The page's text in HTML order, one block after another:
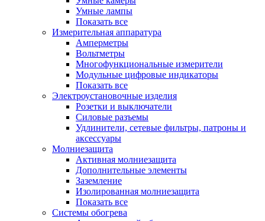
Умные лампы
Показать все
Измерительная аппаратура
Амперметры
Вольтметры
Многофункциональные измерители
Модульные цифровые индикаторы
Показать все
Электроустановочные изделия
Розетки и выключатели
Силовые разъемы
Удлинители, сетевые фильтры, патроны и
аксессуары
Молниезащита
Активная молниезащита
Дополнительные элементы
Заземление
Изолированная молниезащита
Показать все
Системы обогрева